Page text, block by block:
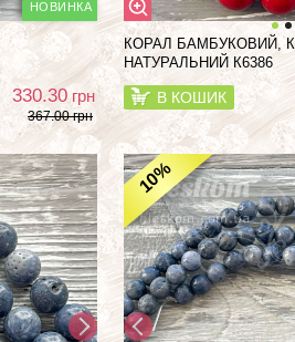
330.30 грн
367.00 грн
КОРАЛ БАМБУКОВИЙ,
НАТУРАЛЬНИЙ К6386
В КОШИК
10%